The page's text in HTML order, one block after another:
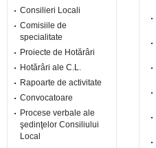
Consilieri Locali
Comisiile de
specialitate
Proiecte de Hotărâri
Hotărâri ale C.L.
Rapoarte de activitate
Convocatoare
Procese verbale ale
şedinţelor Consiliului
Local